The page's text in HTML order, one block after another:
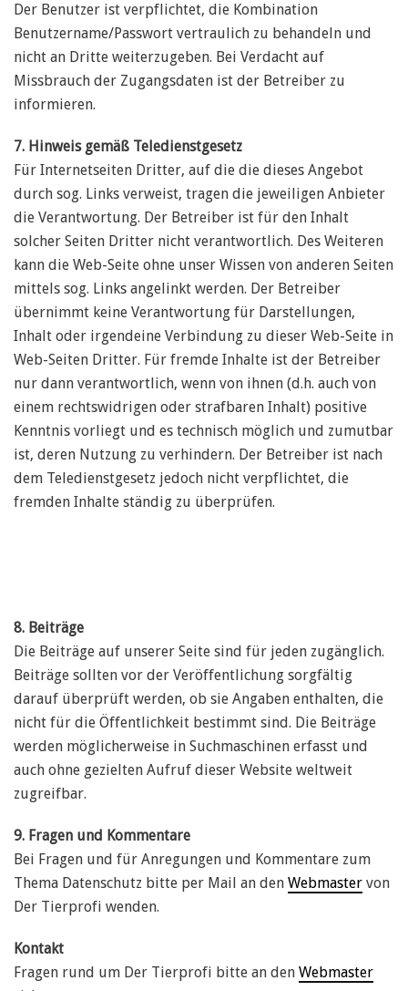
Der Benutzer ist verpflichtet, die Kombination
Benutzername/Passwort vertraulich zu behandeln und
nicht an Dritte weiterzugeben. Bei Verdacht auf
Missbrauch der Zugangsdaten ist der Betreiber zu
informieren.
7. Hinweis gemäß Teledienstgesetz
Für Internetseiten Dritter, auf die die dieses Angebot
durch sog. Links verweist, tragen die jeweiligen Anbieter
die Verantwortung. Der Betreiber ist für den Inhalt
solcher Seiten Dritter nicht verantwortlich. Des Weiteren
kann die Web-Seite ohne unser Wissen von anderen Seiten
mittels sog. Links angelinkt werden. Der Betreiber
übernimmt keine Verantwortung für Darstellungen,
Inhalt oder irgendeine Verbindung zu dieser Web-Seite in
Web-Seiten Dritter. Für fremde Inhalte ist der Betreiber
nur dann verantwortlich, wenn von ihnen (d.h. auch von
einem rechtswidrigen oder strafbaren Inhalt) positive
Kenntnis vorliegt und es technisch möglich und zumutbar
ist, deren Nutzung zu verhindern. Der Betreiber ist nach
dem Teledienstgesetz jedoch nicht verpflichtet, die
fremden Inhalte ständig zu überprüfen.
8. Beiträge
Die Beiträge auf unserer Seite sind für jeden zugänglich.
Beiträge sollten vor der Veröffentlichung sorgfältig
darauf überprüft werden, ob sie Angaben enthalten, die
nicht für die Öffentlichkeit bestimmt sind. Die Beiträge
werden möglicherweise in Suchmaschinen erfasst und
auch ohne gezielten Aufruf dieser Website weltweit
zugreifbar.
9. Fragen und Kommentare
Bei Fragen und für Anregungen und Kommentare zum
Thema Datenschutz bitte per Mail an den Webmaster von
Der Tierprofi wenden.
Kontakt
Fragen rund um Der Tierprofi bitte an den Webmaster